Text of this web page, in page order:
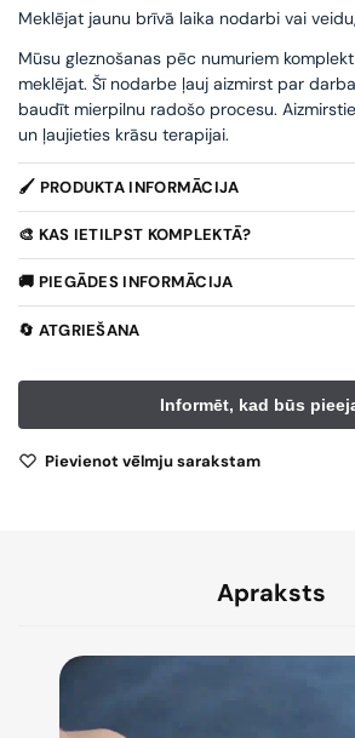
Meklējat jaunu brīvā laika nodarbi vai
Mūsu gleznošanas pēc numuriem
meklējat. Šī nodarbe ļauj aizmirst par
baudīt mierpilnu radošo procesu.
un ļaujieties krāsu terapijai.
🖌️ PRODUKTA INFORMĀCIJA
🎨 KAS IETILPST KOMPLEKTĀ?
🚚 PIEGĀDES INFORMĀCIJA
🔄 ATGRIEŠANA
Pievienot vēlmju sarakstam
Apraksts